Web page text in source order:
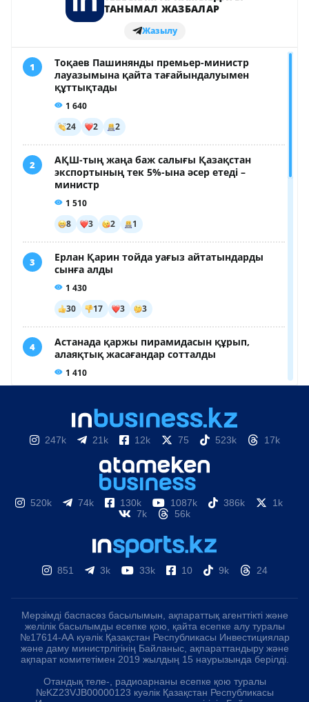
247k 21k 12k 75 523k 17k
520k 74k 130k 1087k 386k
1k
7k
56k
851 3k 33k 10 9k 24
Мерзімді баспасөз басылымын, ақпараттық агенттікті және
желілік басылымды есепке қою, қайта есепке алу туралы
№17614-АА куәлік Қазақстан Республикасы Инвестициялар
және даму министрлігінің Байланыс, ақпараттандыру және
ақпарат комитетімен 2019 жылдың 15 наурызында берілді.
Отандық теле-, радиоарнаны есепке қою туралы
№KZ23VJB00000123 куәлік Қазақстан Республикасы